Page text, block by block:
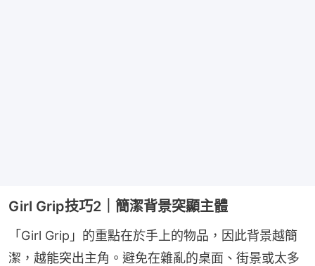
Girl Grip技巧2｜簡潔背景突顯主體
「Girl Grip」的重點在於手上的物品，因此背景越簡
潔，越能突出主角。避免在雜亂的桌面、街景或太多